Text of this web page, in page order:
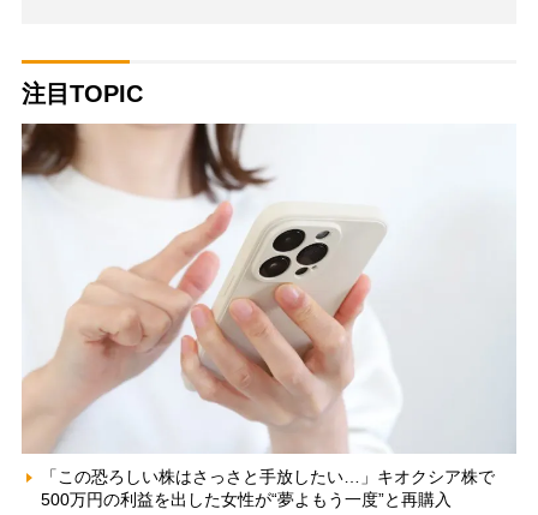
注目TOPIC
「この恐ろしい株はさっさと手放したい…」キオクシア株で
500万円の利益を出した女性が“夢よもう一度”と再購入